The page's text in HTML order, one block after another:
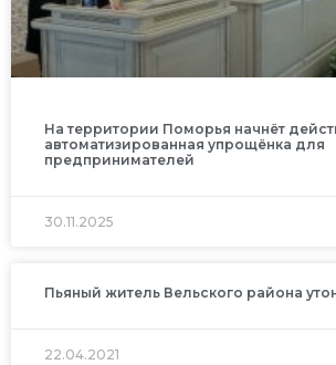
На территории Поморья начнёт
автоматизированная упрощёнка для
предпринимателей
30.11.2025
Пьяный житель Вельского района
22.04.2021